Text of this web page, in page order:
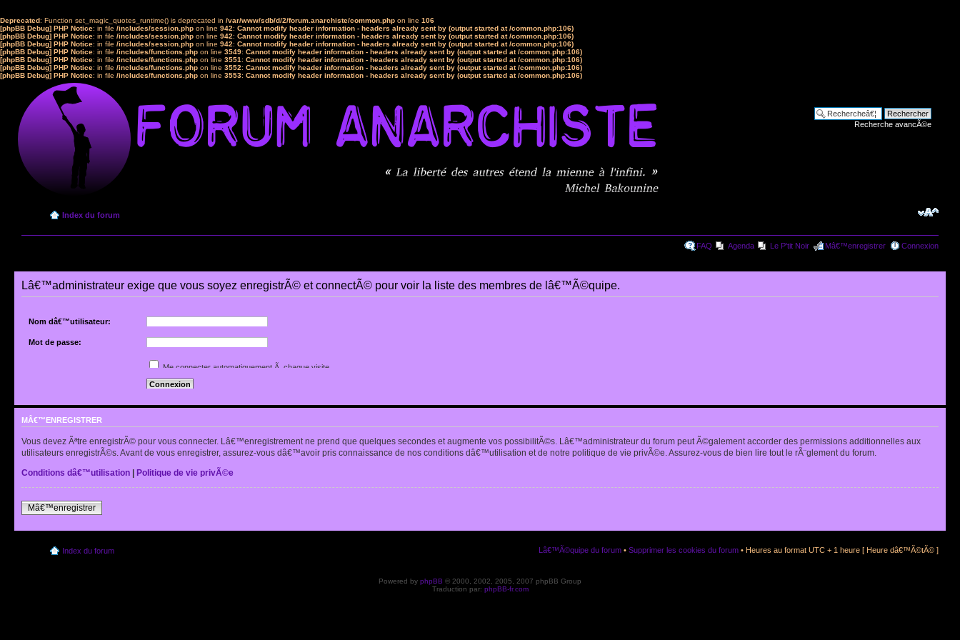
Deprecated: Function set_magic_quotes_runtime() is deprecated in /var/www/sdb/d/2/forum.anarchiste/common.php on line 106
[phpBB Debug] PHP Notice: in file /includes/session.php on line 942: Cannot modify header information - headers already sent by (output started at /common.php:106)
[phpBB Debug] PHP Notice: in file /includes/session.php on line 942: Cannot modify header information - headers already sent by (output started at /common.php:106)
[phpBB Debug] PHP Notice: in file /includes/session.php on line 942: Cannot modify header information - headers already sent by (output started at /common.php:106)
[phpBB Debug] PHP Notice: in file /includes/functions.php on line 3549: Cannot modify header information - headers already sent by (output started at /common.php:106)
[phpBB Debug] PHP Notice: in file /includes/functions.php on line 3551: Cannot modify header information - headers already sent by (output started at /common.php:106)
[phpBB Debug] PHP Notice: in file /includes/functions.php on line 3552: Cannot modify header information - headers already sent by (output started at /common.php:106)
[phpBB Debug] PHP Notice: in file /includes/functions.php on line 3553: Cannot modify header information - headers already sent by (output started at /common.php:106)
Recherche avancÃ©e
Index du forum
FAQ Agenda Le P'tit Noir Mâ€™enregistrer Connexion
Lâ€™administrateur exige que vous soyez enregistrÃ© et connectÃ© pour voir la liste des membres de lâ€™Ã©quipe.
Nom dâ€™utilisateur:
Mot de passe:
Renvoyer lâ€™e-mail de confirmation
Me connecter automatiquement Ã chaque visite
Cacher mon statut en ligne pour cette session
MÂ€™ENREGISTRER
Vous devez Ãªtre enregistrÃ© pour vous connecter. Lâ€™enregistrement ne prend que quelques secondes et augmente vos possibilitÃ©s. Lâ€™administrateur du forum peut Ã©galement accorder des permissions additionnelles aux
utilisateurs enregistrÃ©s. Avant de vous enregistrer, assurez-vous dâ€™avoir pris connaissance de nos conditions dâ€™utilisation et de notre politique de vie privÃ©e. Assurez-vous de bien lire tout le rÃ¨glement du forum.
Conditions dâ€™utilisation
Politique de vie privÃ©e
Mâ€™enregistrer
Index du forum Lâ€™Ã©quipe du forum • Supprimer les cookies du forum • Heures au format UTC + 1 heure [ Heure dâ€™Ã©tÃ© ]
Powered by phpBB © 2000, 2002, 2005, 2007 phpBB Group
Traduction par: phpBB-fr.com